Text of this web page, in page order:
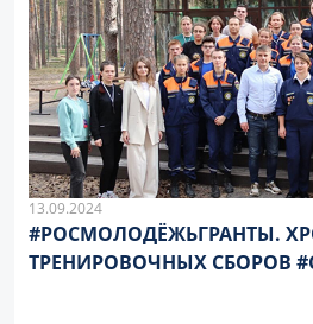
13.09.2024
#РОСМОЛОДЁЖЬГРАНТЫ.
ТРЕНИРОВОЧНЫХ СБОРОВ